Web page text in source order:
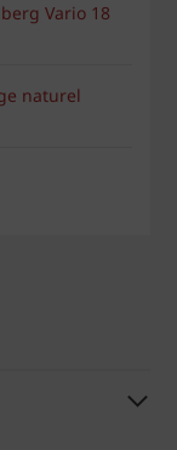
Vario 18
naturel